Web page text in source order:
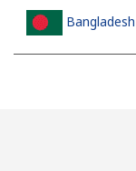
Bangladesh